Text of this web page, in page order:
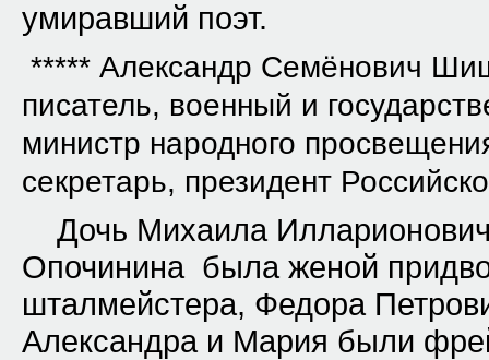
умиравший поэт.
***** Александр Семёнович
писатель, военный и
министр народного
секретарь, президент
Дочь Михаила
Опочинина была женой
шталмейстера, Федора
Александра и Мария были